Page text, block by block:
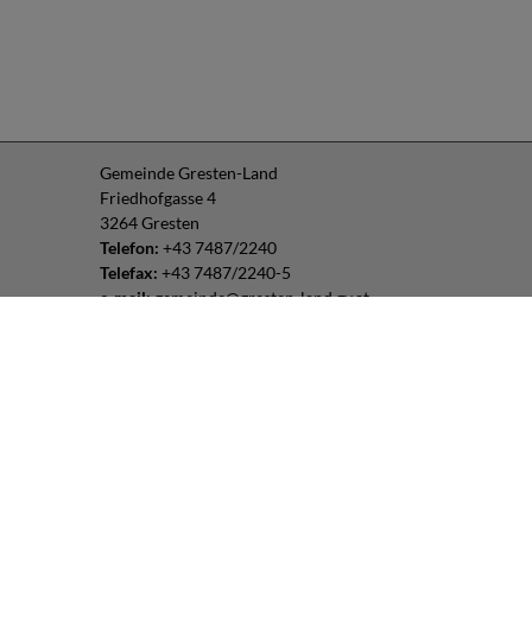
Gemeinde Gresten-Land
Friedhofgasse 4
3264 Gresten
Telefon: +43 7487/2240
Telefax: +43 7487/2240-5
e-mail:gemeinde@gresten-land.gv.at